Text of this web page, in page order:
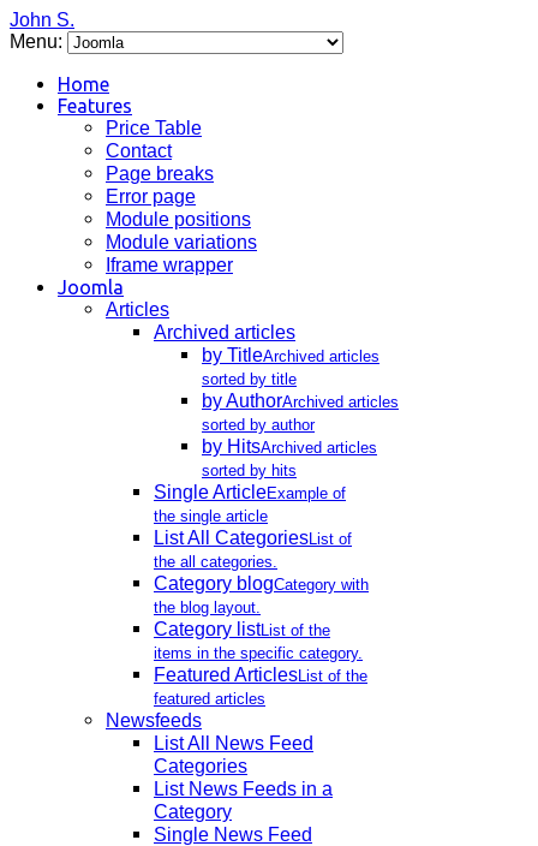
John S.
Menu:
Home
Features
Price Table
Contact
Page breaks
Error page
Module positions
Module variations
Iframe wrapper
Joomla
Articles
Archived articles
by TitleArchived articles
sorted by title
by AuthorArchived articles
sorted by author
by HitsArchived articles
sorted by hits
Single ArticleExample of
the single article
List All CategoriesList of
the all categories.
Category blogCategory with
the blog layout.
Category listList of the
items in the specific category.
Featured ArticlesList of the
featured articles
Newsfeeds
List All News Feed
Categories
List News Feeds in a
Category
Single News Feed